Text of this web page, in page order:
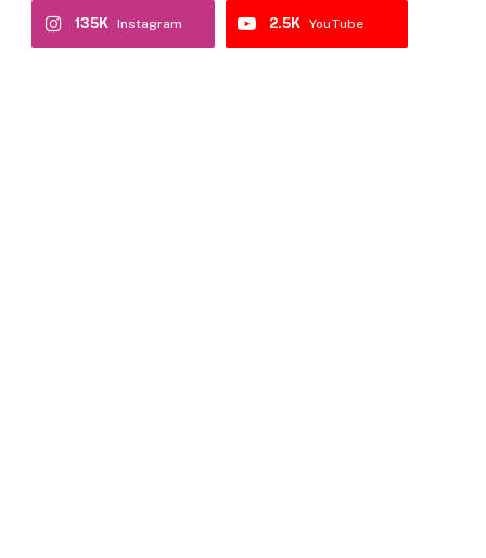
Instagram
135K YouTube
2.5K